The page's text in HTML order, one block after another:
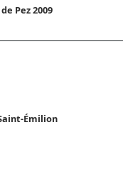
Pez 2009
Émilion